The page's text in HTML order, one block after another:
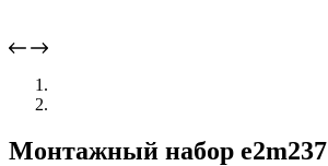
Монтажный набор e2m237